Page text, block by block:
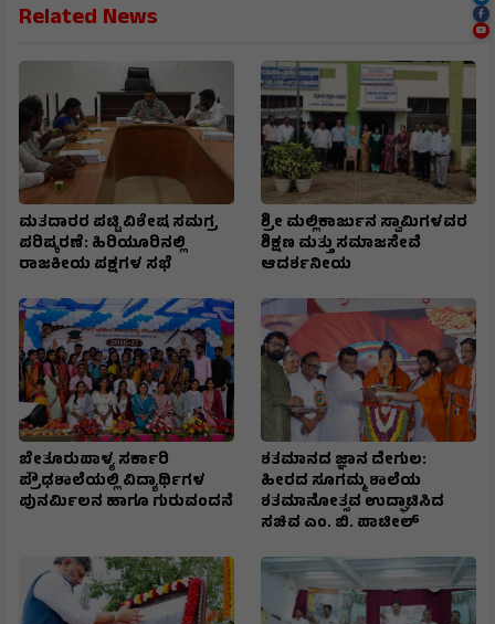
Related News
ಮತದಾರರ ಪಟ್ಟಿ ವಿಶೇಷ ಸಮಗ್ರ
ಪರಿಷ್ಕರಣೆ: ಹಿರಿಯೂರಿನಲ್ಲಿ
ರಾಜಕೀಯ ಪಕ್ಷಗಳ ಸಭೆ
ಶ್ರೀ ಮಲ್ಲಿಕಾರ್ಜುನ ಸ್ವಾಮಿಗಳವರ
ಶಿಕ್ಷಣ ಮತ್ತು ಸಮಾಜಸೇವೆ
ಆದರ್ಶನೀಯ
ಬೇತೂರುಪಾಳ್ಯ ಸರ್ಕಾರಿ
ಪ್ರೌಢಶಾಲೆಯಲ್ಲಿ ವಿದ್ಯಾರ್ಥಿಗಳ
ಪುನರ್ಮಿಲನ ಹಾಗೂ ಗುರುವಂದನೆ
ಶತಮಾನದ ಜ್ಞಾನ ದೇಗುಲ:
ಹೀರದ ಸೂಗಮ್ಮ ಶಾಲೆಯ
ಶತಮಾನೋತ್ಸವ ಉದ್ಘಾಟಿಸಿದ
ಸಚಿವ ಎಂ. ಬಿ. ಪಾಟೀಲ್